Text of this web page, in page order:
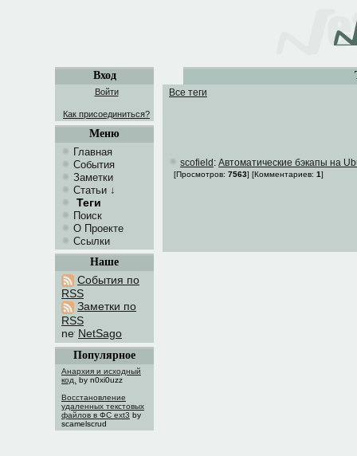
Вход
Войти
Как присоединиться?
Меню
Главная
События
Заметки
Статьи ↓
Теги
Поиск
О Проекте
Ссылки
Наше
События по
RSS
Заметки по
RSS
NetSago
Популярное
Анархия и исходный
код.
by n0xi0uzz
Восстановление
удаленных текстовых
файлов в ФС ext3 by
scamelscrud
Все теги
scofield : Автоматические бэкапы на
[Просмотров: 7563] [Комментариев: 1]